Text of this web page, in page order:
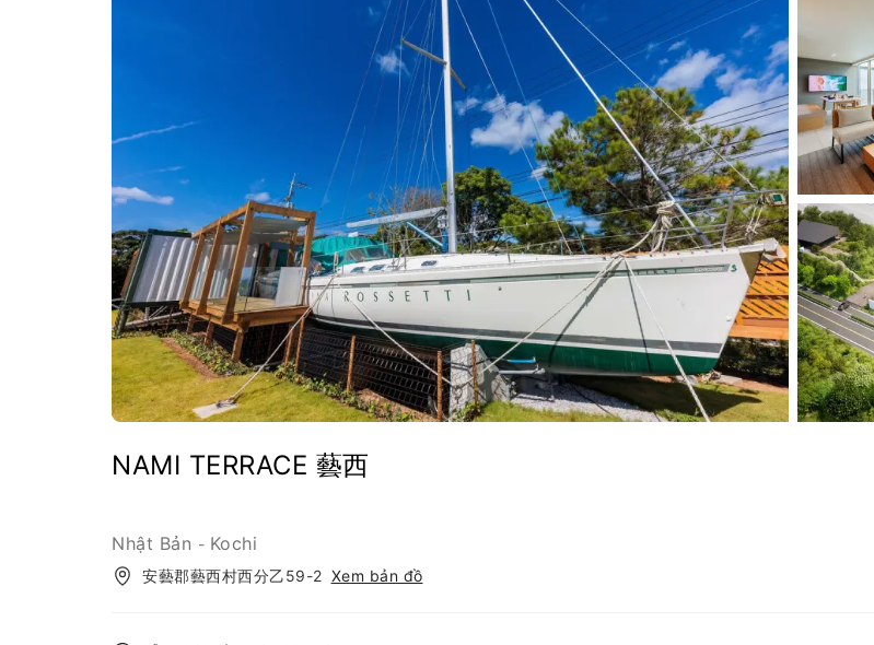
NAMI TERRACE 藝西
Nhật Bản - Kochi
安藝郡藝西村西分乙59-2 Xem bản đồ